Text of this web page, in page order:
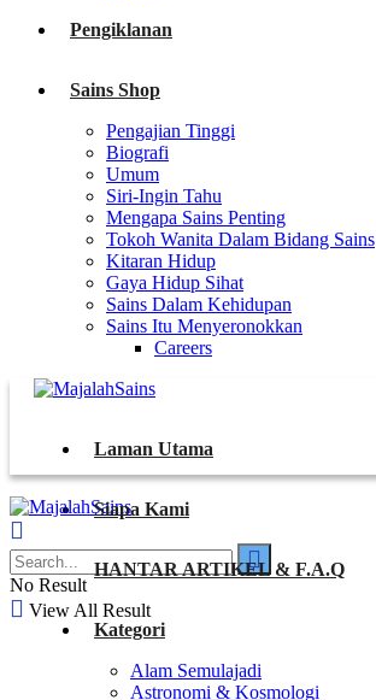
Pengiklanan
Sains Shop
Pengajian Tinggi
Biografi
Umum
Siri-Ingin Tahu
Mengapa Sains Penting
Tokoh Wanita Dalam Bidang Sains
Kitaran Hidup
Gaya Hidup Sihat
Sains Dalam Kehidupan
Sains Itu Menyeronokkan
Careers
Laman Utama
Siapa Kami
HANTAR ARTIKEL & F.A.Q
Kategori
Alam Semulajadi
Astronomi & Kosmologi
No Result
View All Result